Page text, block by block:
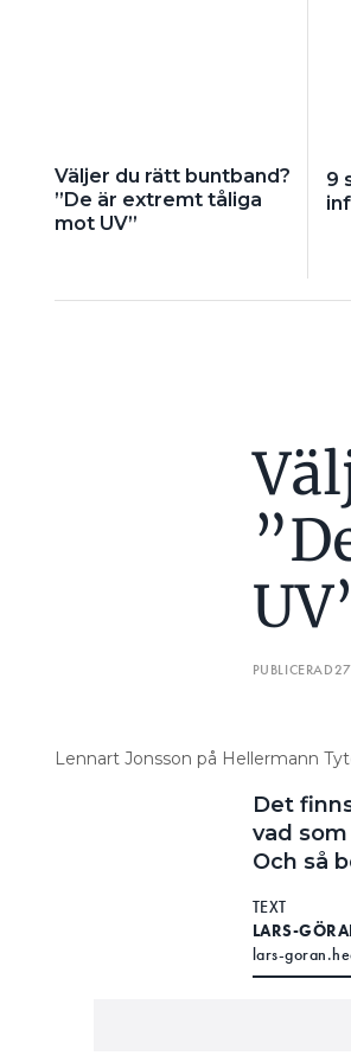
Väljer du rätt buntband?
”De är extremt tåliga
mot UV”
9
PUBLICERAD
Lennart Jonsson på Hellermann
Det
vad
Och så
TEXT
LARS-
lars-